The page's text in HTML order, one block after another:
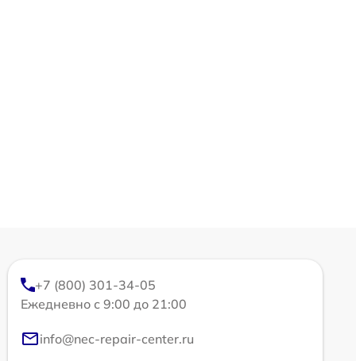
+7 (800) 301-34-05
Ежедневно с 9:00 до 21:00
info@nec-repair-center.ru